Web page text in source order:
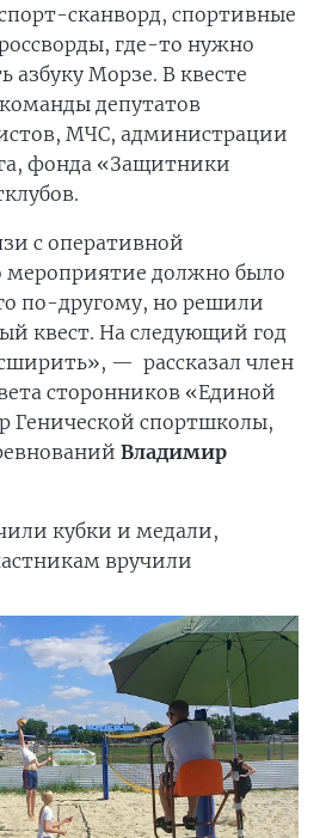
сканворд, спортивные
где-то нужно
азбуку Морзе. В квесте
депутатов
МЧС, администрации
фонда «Защитники
с оперативной
мероприятие должно было
по-другому, но решили
квест. На следующий год
— рассказал член
сторонников «Единой
Генической спортшколы,
Владимир
кубки и медали,
вручили